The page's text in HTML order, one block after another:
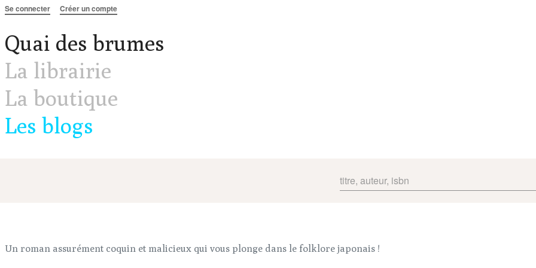
Aller au contenu
Se connecter Créer un compte
La librairie
La boutique
Les blogs
Quai des brumes
Un roman assurément coquin et malicieux qui vous plonge dans le folklore japonais !